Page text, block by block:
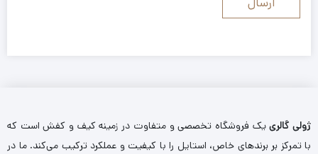
ژولی گالرییک فروشگاه تخصصی و متفاوت در زمینه کیف و کفش است که
با تمرکز بر برندهای خاص، استایل را با کیفیت و عملکرد ترکیب می‌کند. ما در